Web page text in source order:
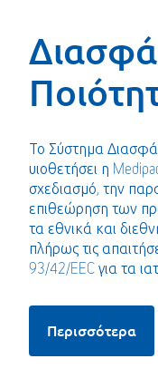
Το Σύστημα
υιοθετήσει η
σχεδιασμό, την
επιθεώρηση των
τα εθνικά και
πλήρως τις
93/42/EEC για τα
Περισσότερα